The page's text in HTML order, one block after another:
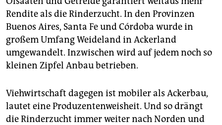
Rendite als die Rinderzucht. In den Provinzen
Buenos Aires, Santa Fe und Córdoba wurde in
großem Umfang Weideland in Ackerland
umgewandelt. Inzwischen wird auf jedem noch so
kleinen Zipfel Anbau betrieben.
Viehwirtschaft dagegen ist mobiler als Ackerbau,
lautet eine Produzentenweisheit. Und so drängt
die Rinderzucht immer weiter nach Norden und